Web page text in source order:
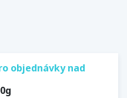
objednávky nad